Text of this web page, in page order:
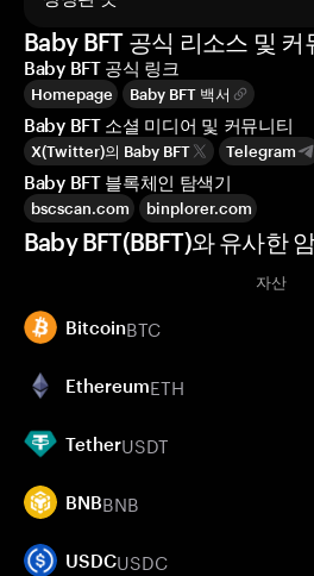
Baby BFT 공식 리소스 및 커
Baby BFT 공식 링크
Homepage Baby BFT 백서
Baby BFT 소셜 미디어 및 커뮤니티
X(Twitter)의 Baby BFT Telegram
Baby BFT 블록체인 탐색기
bscscan.com binplorer.com
Baby BFT(BBFT)와 유사한
자산
BitcoinBTC
EthereumETH
TetherUSDT
BNBBNB
USDCUSDC